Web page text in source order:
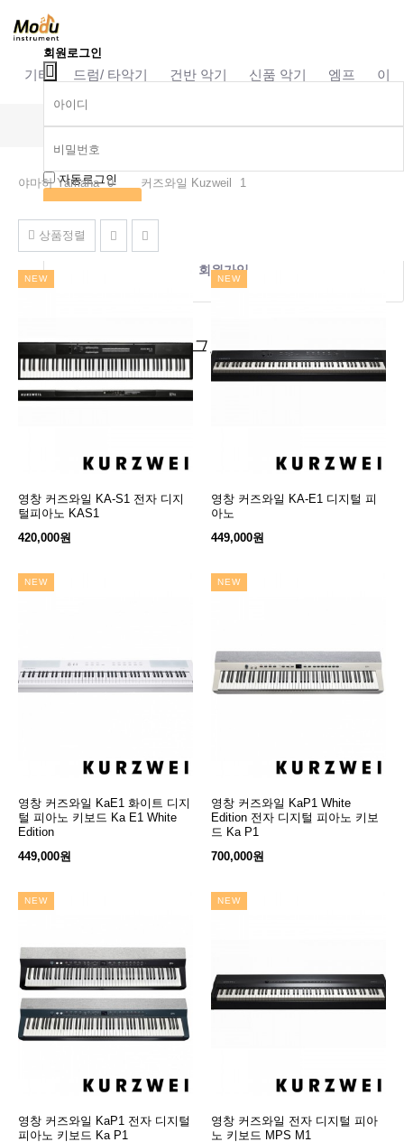
기타 드럼/ 타악기 건반 악기 신품 악기 엠프 이
회원로그인
자동로그인
회원가입
네이버로그인 카카오로그인
전자 피아노
야마하 Yamaha 0 커즈와일 Kuzweil 1
상품정렬
장바구니
NEW
영창 커즈와일 KA-S1 전자 디지
털피아노 KAS1
420,000원
장바구니
NEW
영창 커즈와일 KA-E1 디지털 피
아노
449,000원
장바구니
NEW
영창 커즈와일 KaE1 화이트 디지
털 피아노 키보드 Ka E1 White
Edition
449,000원
장바구니
NEW
영창 커즈와일 KaP1 White
Edition 전자 디지털 피아노 키보
드 Ka P1
700,000원
장바구니
NEW
영창 커즈와일 KaP1 전자 디지털
피아노 키보드 Ka P1
장바구니
NEW
영창 커즈와일 전자 디지털 피아
노 키보드 MPS M1